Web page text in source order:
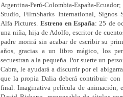
Argentina-Perú-Colombia-España-
Studio, FilmSharks International, Signos
Alfa Pictures. Estreno en España: 25 de
una niña, hija de Adolfo, escritor de
padre morirá sin acabar de escribir su
años, gracias a un libro mágico, los
secuestran a la pequeña. Por suerte un
Cabra, le ayudará a discurrir por el
que la propia Dalia deberá contribuir con
final. Imaginativa película de animación,